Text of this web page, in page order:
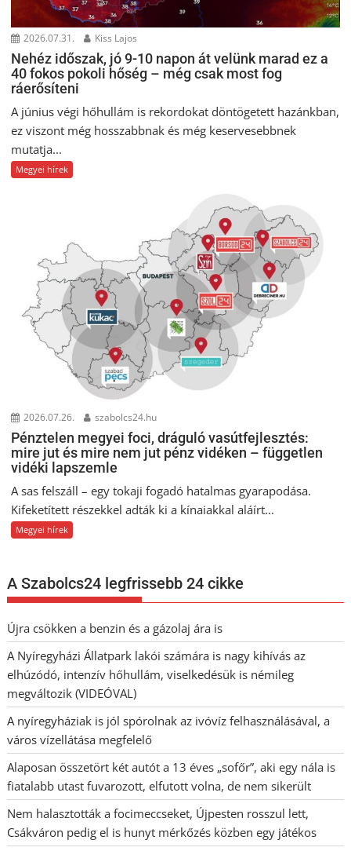
2026.07.31. Kiss Lajos
Nehéz időszak, jó 9-10 napon át velünk marad ez a
40 fokos pokoli hőség – még csak most fog
ráerősíteni
A június végi hőhullám is rekordokat döntögetett hazánkban,
ez viszont még hosszabbnak és még keservesebbnek
mutatja...
Megyei hírek
2026.07.26. szabolcs24.hu
Pénztelen megyei foci, dráguló vasútfejlesztés:
mire jut és mire nem jut pénz vidéken – független
vidéki lapszemle
A sas felszáll – egy tokaji fogadó hatalmas gyarapodása.
Kifeketített részekkel adták ki a kínaiakkal aláírt...
Megyei hírek
A Szabolcs24 legfrissebb 24 cikke
Újra csökken a benzin és a gázolaj ára is
A Nyíregyházi Állatpark lakói számára is nagy kihívás az
elhúzódó, intenzív hőhullám, viselkedésük is némileg
megváltozik (VIDEÓVAL)
A nyíregyháziak is jól spórolnak az ivóvíz felhasználásával, a
város vízellátása megfelelő
Alaposan összetört két autót a 13 éves „sofőr”, aki egy nála is
fiatalabb utast fuvarozott, elfutott volna, de nem sikerült
Nem halasztották a focimeccseket, Újpesten rosszul lett,
Csákváron pedig el is hunyt mérkőzés közben egy játékos